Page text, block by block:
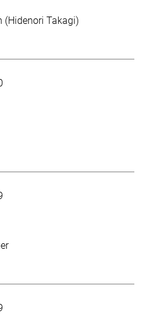
(Hidenori Takagi)